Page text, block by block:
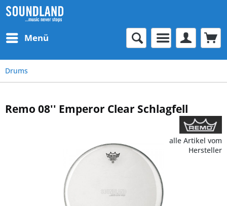
Menü
Drums
Remo 08'' Emperor Clear Schlagfell
alle Artikel vom
Hersteller